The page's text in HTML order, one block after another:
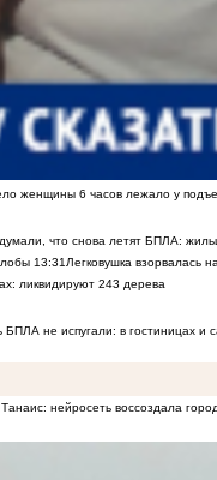
женщины 6 часов лежало у
что снова летят БПЛА:
13:31 Легковушка взорвалась
ликвидируют 243 дерева
БПЛА не испугали: в гостиницах и
нейросеть воссоздала